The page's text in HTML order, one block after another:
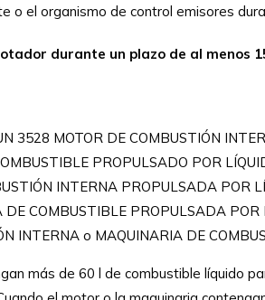
o el organismo de control emisores
durante un plazo de al menos
3528 MOTOR DE COMBUSTIÓN
PROPULSADO POR
INTERNA PROPULSADA POR
COMBUSTIBLE PROPULSADA
INTERNA o MAQUINARIA DE
más de 60 l de combustible líquido